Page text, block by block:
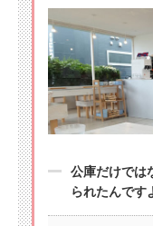
公庫だけでは
られたんです